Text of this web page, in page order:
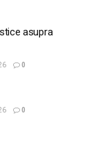
asupra
0
0